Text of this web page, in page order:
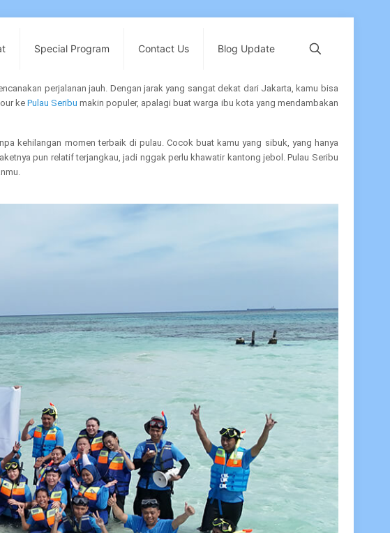
Special Program Contact Us Blog Update
perjalanan jauh. Dengan jarak yang sangat dekat dari Jakarta, kamu bisa
ke Pulau Seribu makin populer, apalagi buat warga ibu kota yang mendambakan
kehilangan momen terbaik di pulau. Cocok buat kamu yang sibuk, yang hanya
pun relatif terjangkau, jadi nggak perlu khawatir kantong jebol. Pulau Seribu